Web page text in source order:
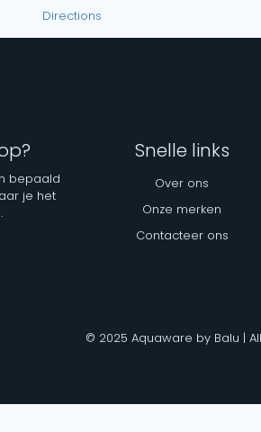
Directions
bepaald
je het
Snelle links
Over ons
Onze merken
Contacteer ons
© 2025 Aquaware by Balu |